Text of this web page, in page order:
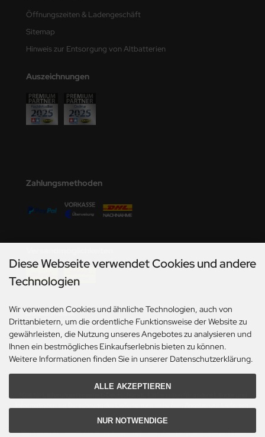
Öffnungszeiten & Ladengeschäft
Sitemap
Hinweis zur Entsorgung von Altbatterien
Auszeichnungen
Zahlungsmethoden
Social Media
Alle Preise inkl. gesetzl. MwSt. zzgl.Versandkosten. Die durchgestrichenen Preise
Diese Webseite verwendet Cookies und andere
Technologien
Wir verwenden Cookies und ähnliche Technologien, auch von
Drittanbietern, um die ordentliche Funktionsweise der Website zu
gewährleisten, die Nutzung unseres Angebotes zu analysieren und
Ihnen ein bestmögliches Einkaufserlebnis bieten zu können.
Weitere Informationen finden Sie in unserer Datenschutzerklärung.
ALLE AKZEPTIEREN
NUR NOTWENDIGE
Model
Field Model
Model
Art
Hobby
Decals